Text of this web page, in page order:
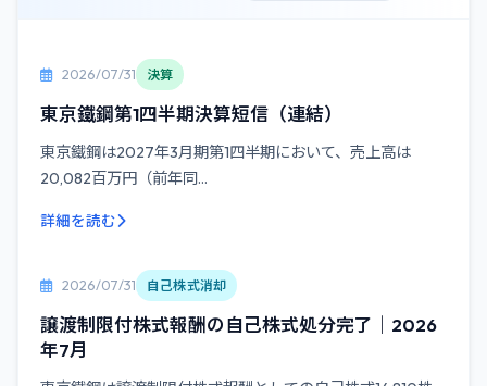
2026/07/31 決算
東京鐵鋼第1四半期決算短信（連結）
東京鐵鋼は2027年3月期第1四半期において、売上高は
20,082百万円（前年同...
詳細を読む
2026/07/31 自己株式消却
譲渡制限付株式報酬の自己株式処分完了｜2026
年7月